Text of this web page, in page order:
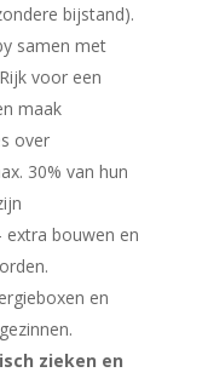
bijstand).
samen met
voor een
maak
over
30% van hun
extra bouwen en
en
zieken en